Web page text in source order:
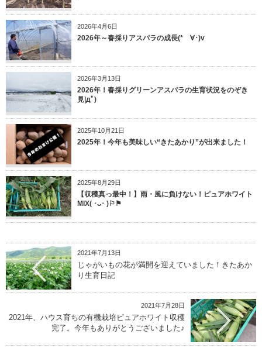
2026年4月6日
2026年～春採りアスパラの成長(*ゝ∀･)v
2026年3月13日
2026年！春採りグリーンアスパラの生育状況をのぞき
見|дﾟ)
2025年10月21日
2025年！今年も美味しい“きたあかり”が出来ました！
2025年8月29日
【収穫真っ最中！】雨・風に負けない！ピュアホワイト
MIX( ･ᴗ･ )⚐⚑
2021年7月13日
じゃがいもの花が満開を迎えていました！きたあか
り生育日記
2021年7月28日
2021年、ハウス育ちの有機栽培ピュアホワイト収穫
完了。今年もありがとうございました♪